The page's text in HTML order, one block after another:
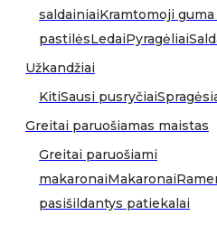
saldainiaiKramtomoji
pastilėsLedaiPyragėliai
Užkandžiai
KitiSausi pusryčiai
Greitai paruošiamas maistas
Greitai paruošiami
makaronaiMakaronai
pasišildantys patiekalai